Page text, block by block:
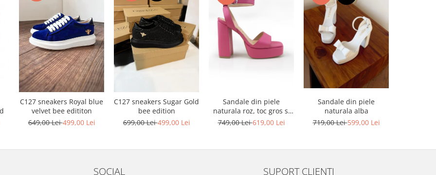
C127 sneakers Royal blue
velvet bee edititon
649,00 Lei499,00 Lei
C127 sneakers Sugar Gold
bee edition
699,00 Lei499,00 Lei
Sandale din piele
naturala roz, toc gros si
platforma
749,00 Lei619,00 Lei
Sandale din piele
naturala alba
719,00 Lei599,00 Lei
SOCIAL SUPORT CLIENTI